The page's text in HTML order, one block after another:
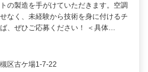
の製造を手がけていただきます。空調
なく、未経験から技術を身に付けるチ
、ぜひご応募ください！ ＜具体…
区古ケ場1-7-22